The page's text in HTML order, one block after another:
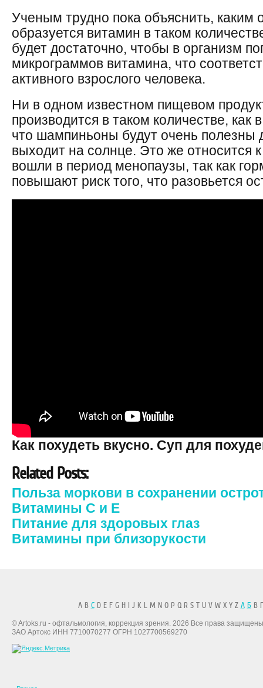
Ученым трудно пока объяснить, каким
образуется витамин в таком
будет достаточно, чтобы в организм
микрограммов витамина, что
активного взрослого человека.
Ни в одном известном пищевом
производится в таком количестве, как
что шампиньоны будут очень полезны
выходит на солнце. Это же относится
вошли в период менопаузы, так как
повышают риск того, что разовьется
Как похудеть вкусно. Суп для
Related Posts:
Польза моркови в сохранении
Витамины C и E
Питание для здоровых глаз
Витамины при близорукости
A B CD E F G H I J K L M N O P Q R S T U V W X Y Z А БВ
© Artoks.ru - офтальмология, коррекция зрения. 2026 Все права
ЗАО Артокс ИНН 7710070277 ОГРН 1027700569270